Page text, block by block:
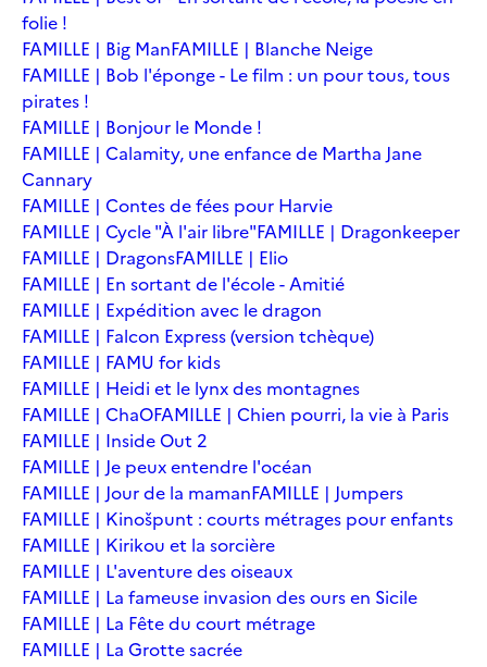
folie !
FAMILLE | Big ManFAMILLE | Blanche Neige
FAMILLE | Bob l'éponge - Le film : un pour tous, tous
pirates !
FAMILLE | Bonjour le Monde !
FAMILLE | Calamity, une enfance de Martha Jane
Cannary
FAMILLE | Contes de fées pour Harvie
FAMILLE | Cycle "À l'air libre"FAMILLE | Dragonkeeper
FAMILLE | DragonsFAMILLE | Elio
FAMILLE | En sortant de l'école - Amitié
FAMILLE | Expédition avec le dragon
FAMILLE | Falcon Express (version tchèque)
FAMILLE | FAMU for kids
FAMILLE | Heidi et le lynx des montagnes
FAMILLE | ChaOFAMILLE | Chien pourri, la vie à Paris
FAMILLE | Inside Out 2
FAMILLE | Je peux entendre l'océan
FAMILLE | Jour de la mamanFAMILLE | Jumpers
FAMILLE | Kinošpunt : courts métrages pour enfants
FAMILLE | Kirikou et la sorcière
FAMILLE | L'aventure des oiseaux
FAMILLE | La fameuse invasion des ours en Sicile
FAMILLE | La Fête du court métrage
FAMILLE | La Grotte sacrée